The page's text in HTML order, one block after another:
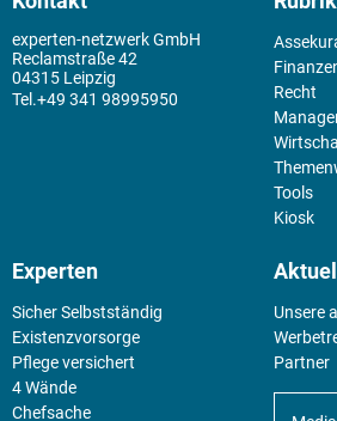
experten-netzwerk GmbH
Reclamstraße 42
04315 Leipzig
+49 341 98995950
Recht
Tools
Kiosk
Experten
Sicher Selbstständig
Existenz­vorsorge
Pflege versichert
4 Wände
Chefsache
Unsere
Partner